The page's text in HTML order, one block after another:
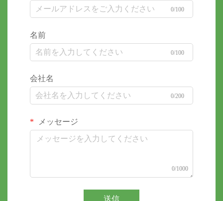
0/100
名前
0/100
会社名
0/200
メッセージ
0/1000
送信